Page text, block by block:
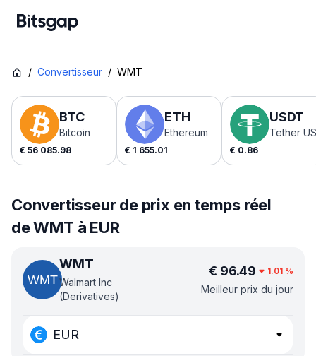
/ Convertisseur / WMT
BTC
Bitcoin
€ 56 085.98
ETH
Ethereum
€ 1 655.01
USDT
Tether
€ 0.86
Convertisseur de prix en temps réel
de WMT à EUR
WMT
Walmart Inc
(Derivatives)
€ 96.49 1.01 %
Meilleur prix du jour
EUR